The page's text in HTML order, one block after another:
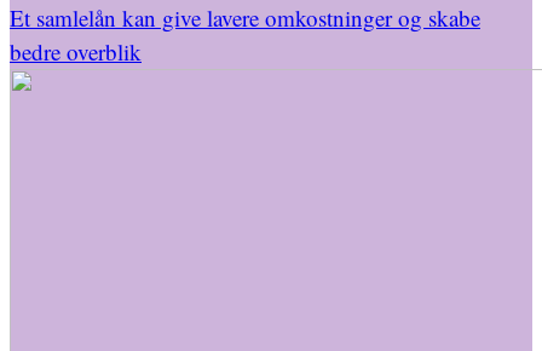
Et samlelån kan give lavere omkostninger og skabe
bedre overblik